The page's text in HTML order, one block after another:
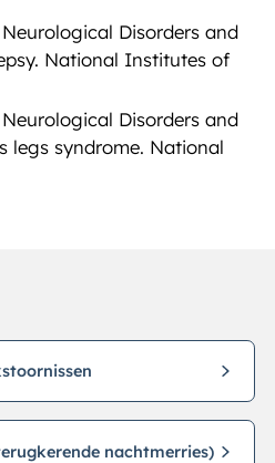
Disorders and
National Institutes of
Disorders and
legs syndrome. National
nachtmerries)